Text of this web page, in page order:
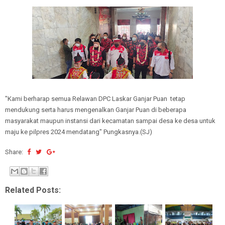
"Kami berharap semua Relawan DPC Laskar Ganjar Puan tetap
mendukung serta harus mengenalkan Ganjar Puan di beberapa
masyarakat maupun instansi dari kecamatan sampai desa ke desa untuk
maju ke pilpres 2024 mendatang" Pungkasnya.(SJ)
Share:
Related Posts: